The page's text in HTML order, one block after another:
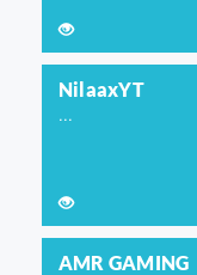
NilaaxYT
...
AMR GAMING